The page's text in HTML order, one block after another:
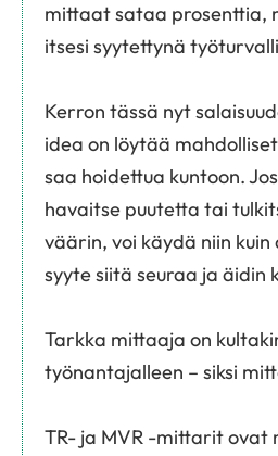
mittaat sataa prosenttia,
itsesi syytettynä
Kerron tässä nyt
idea on löytää
saa hoidettua kuntoon.
havaitse puutetta tai
väärin, voi käydä niin kuin
syyte siitä seuraa ja äidin
Tarkka mittaaja on
työnantajalleen – siksi
TR- ja MVR -mittarit ovat